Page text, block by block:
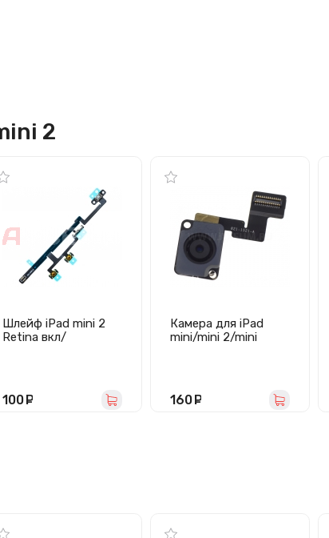
2
Шлейф iPad mini 2
Retina вкл/
100
Камера для iPad
mini/mini 2/mini
160